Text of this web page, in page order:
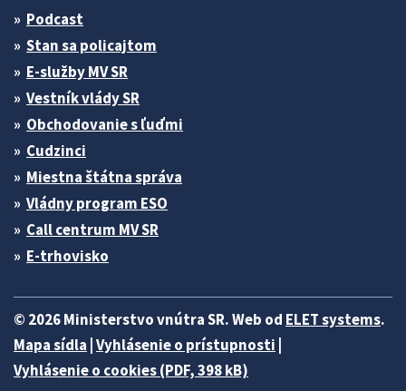
Podcast
Stan sa policajtom
E-služby MV SR
Vestník vlády SR
Obchodovanie s ľuďmi
Cudzinci
Miestna štátna správa
Vládny program ESO
Call centrum MV SR
E-trhovisko
© 2026 Ministerstvo vnútra SR. Web od ELET systems.
Mapa sídla Vyhlásenie o prístupnosti
Vyhlásenie o cookies (PDF, 398 kB)